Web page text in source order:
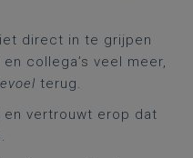
direct in te grijpen
collega’s veel meer,
terug.
vertrouwt erop dat